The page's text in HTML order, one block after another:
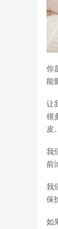
你
能
让
很
皮。
我
前
我
保
如